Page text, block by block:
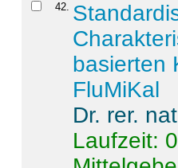
42.
basierten
FluMiKal
Dr. rer.
Laufzeit: